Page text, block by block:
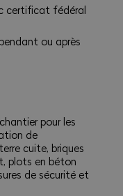
certificat fédéral
ou après
pour les
de
cuite, briques
plots en béton
de sécurité et